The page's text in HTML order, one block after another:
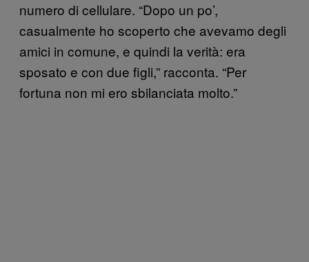
numero di cellulare. “Dopo un po’,
casualmente ho scoperto che avevamo degli
amici in comune, e quindi la verità: era
sposato e con due figli,” racconta. “Per
fortuna non mi ero sbilanciata molto.”